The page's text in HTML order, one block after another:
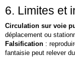
6. Limites et
Circulation sur voie
déplacement ou
Falsification :
fantaisie peut relever